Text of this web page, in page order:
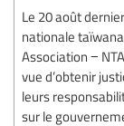
Le 20 août
nationale
Association −
vue d’obtenir
leurs
sur le